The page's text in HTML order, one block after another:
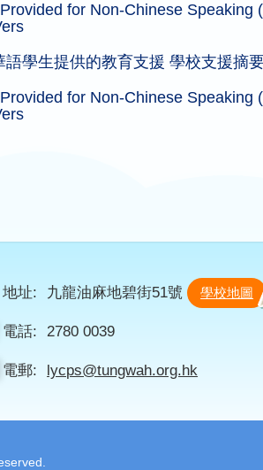
for Non-Chinese
學生提供的教育支援 學校支援摘
for Non-Chinese
地址: 九龍油麻地碧街51號 學校地圖
電話: 2780 0039
電郵: lycps@tungwah.org.hk